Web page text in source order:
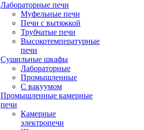
Лабораторные печи
Муфельные печи
Печи с вытяжкой
Трубчатые печи
Высокотемпературные
печи
Сушильные шкафы
Лабораторные
Промышленные
С вакуумом
Промышленные камерные
печи
Камерные
электропечи